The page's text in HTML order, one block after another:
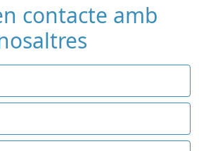
contacte amb